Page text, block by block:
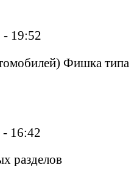
- 19:52
Фишка типа
16:42
разделов